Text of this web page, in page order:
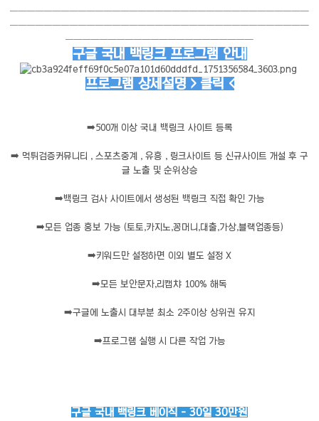
───────────────────────────────────
───────────────────────────────────
──────────────────────
구글 국내 백링크 프로그램 안내
프로그램 상세설명 > 클릭 <
➡️500개 이상 국내 백링크 사이트 등록
➡️ 먹튀검증커뮤니티 , 스포츠중계 , 유흥 , 링크사이트 등 신규사이트 개설 후 구
글 노출 및 순위상승
➡️백링크 검사 사이트에서 생성된 백링크 직접 확인 가능
➡️모든 업종 홍보 가능 (토토,카지노,꽁머니,대출,가상,블랙업종등)
➡️키워드만 설정하면 이외 별도 설정 X
➡️모든 보안문자,리캡챠 100% 해독
➡️구글에 노출시 대부분 최소 2주이상 상위권 유지
➡️프로그램 실행 시 다른 작업 가능
구글 국내 백링크 베이직 - 30일 30만원